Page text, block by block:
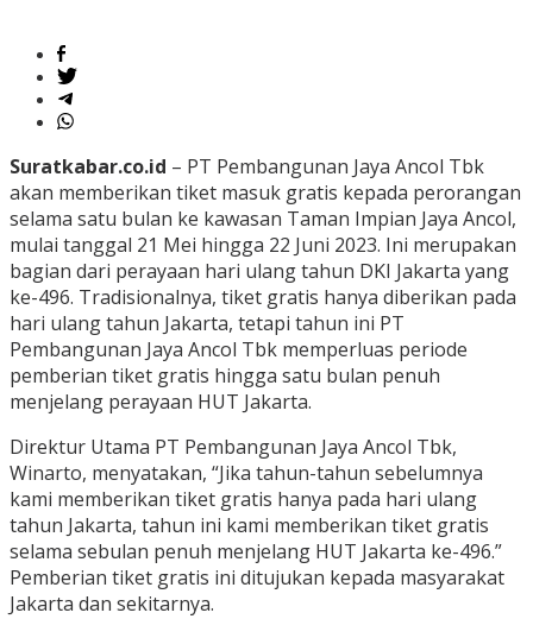
Suratkabar.co.id – PT Pembangunan Jaya Ancol Tbk
akan memberikan tiket masuk gratis kepada perorangan
selama satu bulan ke kawasan Taman Impian Jaya Ancol,
mulai tanggal 21 Mei hingga 22 Juni 2023. Ini merupakan
bagian dari perayaan hari ulang tahun DKI Jakarta yang
ke-496. Tradisionalnya, tiket gratis hanya diberikan pada
hari ulang tahun Jakarta, tetapi tahun ini PT
Pembangunan Jaya Ancol Tbk memperluas periode
pemberian tiket gratis hingga satu bulan penuh
menjelang perayaan HUT Jakarta.
Direktur Utama PT Pembangunan Jaya Ancol Tbk,
Winarto, menyatakan, “Jika tahun-tahun sebelumnya
kami memberikan tiket gratis hanya pada hari ulang
tahun Jakarta, tahun ini kami memberikan tiket gratis
selama sebulan penuh menjelang HUT Jakarta ke-496.”
Pemberian tiket gratis ini ditujukan kepada masyarakat
Jakarta dan sekitarnya.